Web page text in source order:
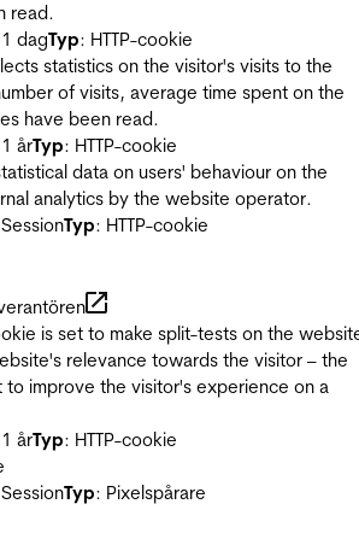
read.
dagTyp: HTTP-cookie
statistics on the visitor's visits to the
of visits, average time spent on the
have been read.
årTyp: HTTP-cookie
data on users' behaviour on the
analytics by the website operator.
Typ: HTTP-cookie
is set to make split-tests on the
relevance towards the visitor – the
improve the visitor's experience on a
årTyp: HTTP-cookie
Typ: Pixelspårare